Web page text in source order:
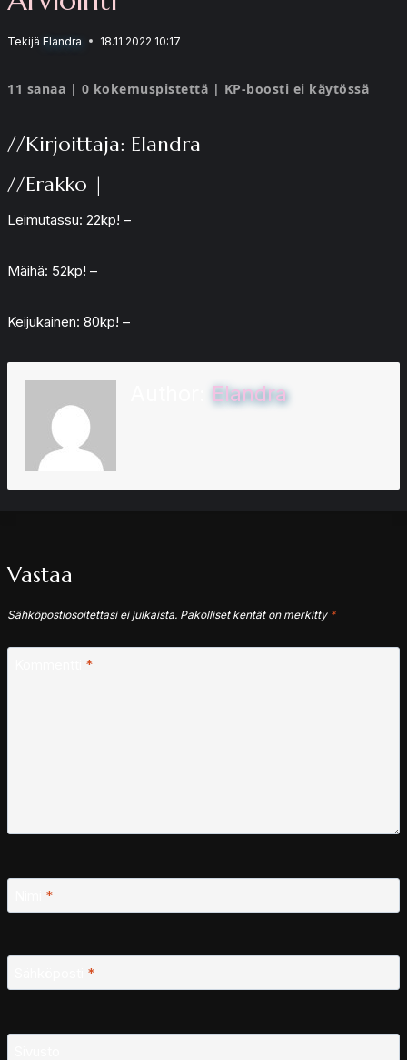
Tekijä Elandra 18.11.2022 10:17
11 sanaa | 0 kokemuspistettä | KP-boosti ei käytössä
//Kirjoittaja: Elandra
//Erakko |
Leimutassu: 22kp! –
Mäihä: 52kp! –
Keijukainen: 80kp! –
Elandra
Vastaa
Sähköpostiosoitettasi ei julkaista. Pakolliset kentät on merkitty *
*
*
*